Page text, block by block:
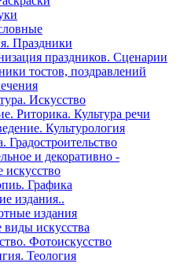
Праздники
праздников. Сценарии
тостов, поздравлений
Искусство
Риторика. Культура речи
Культурология
Градостроительство
и декоративно -
искусство
Графика
издания..
издания
искусства
Фотоискусство
Теология